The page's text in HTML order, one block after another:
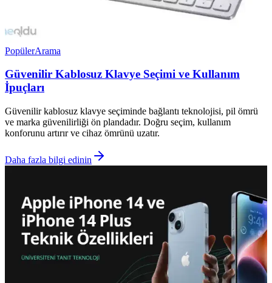
PopülerArama
Güvenilir Kablosuz Klavye Seçimi ve Kullanım
İpuçları
Güvenilir kablosuz klavye seçiminde bağlantı teknolojisi, pil ömrü
ve marka güvenilirliği ön plandadır. Doğru seçim, kullanım
konforunu artırır ve cihaz ömrünü uzatır.
Daha fazla bilgi edinin